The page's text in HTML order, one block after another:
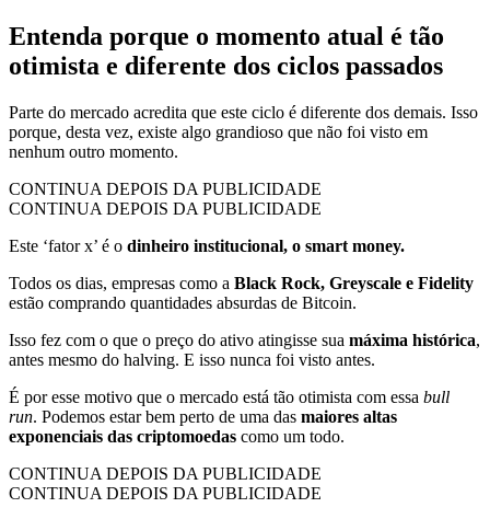
Entenda porque o momento atual é tão
otimista e diferente dos ciclos passados
Parte do mercado acredita que este ciclo é diferente dos demais. Isso
porque, desta vez, existe algo grandioso que não foi visto em
nenhum outro momento.
CONTINUA DEPOIS DA PUBLICIDADE
CONTINUA DEPOIS DA PUBLICIDADE
Este ‘fator x’ é o dinheiro institucional, o smart money.
Todos os dias, empresas como a Black Rock, Greyscale e Fidelity
estão comprando quantidades absurdas de Bitcoin.
Isso fez com o que o preço do ativo atingisse sua máxima histórica,
antes mesmo do halving. E isso nunca foi visto antes.
É por esse motivo que o mercado está tão otimista com essa bull
run. Podemos estar bem perto de uma das maiores altas
exponenciais das criptomoedas como um todo.
CONTINUA DEPOIS DA PUBLICIDADE
CONTINUA DEPOIS DA PUBLICIDADE